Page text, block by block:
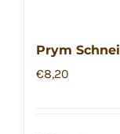
Prym
€8,20